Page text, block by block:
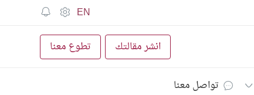
EN
انشر مقالتك تطوع معنا
تواصل معنا